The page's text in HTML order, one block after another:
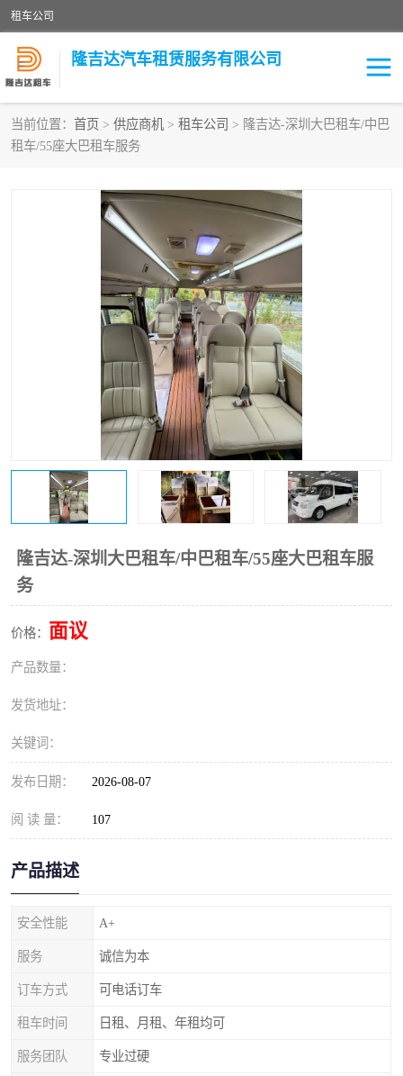
租车公司
隆吉达汽车租赁服务有限公司
当前位置： 首页 > 供应商机 > 租车公司 > 隆吉达-深圳大巴租车/中巴
租车/55座大巴租车服务
隆吉达-深圳大巴租车/中巴租车/55座大巴租车服
务
价格： 面议
产品数量：
发货地址：
关键词：
发布日期： 2026-08-07
阅 读 量： 107
产品描述
安全性能 A+
服务 诚信为本
订车方式 可电话订车
租车时间 日租、月租、年租均可
服务团队 专业过硬
租车公司